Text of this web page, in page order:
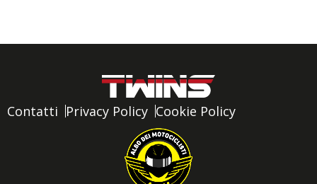
Contatti Privacy Policy Cookie Policy